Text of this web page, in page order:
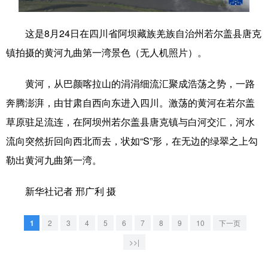
辽宁 吉林 上海 江苏
浙江 安徽 福建 江西
广东 广西 海南 重庆
陕西 甘肃 青海 宁夏
新疆 内蒙古
这是8月24日在四川省阿坝藏族羌族自治州若尔盖县唐克
镇拍摄的黄河九曲第一湾景色（无人机照片）。
黄河，从巴颜喀拉山的涓涓细流汇聚成浩荡之势，一路
奔腾澎湃，由甘肃自西向东进入四川。激荡的黄河在若尔盖
草原驻足流连，在阿坝州若尔盖县唐克镇与白河交汇，河水
流向突然折回向西北而去，状如“S”形，在无边的绿翠之上勾
勒出黄河九曲第一湾。
新华社记者 邢广利 摄
1 2 3 4 5 6 7 8 9 10
下一页
>>|